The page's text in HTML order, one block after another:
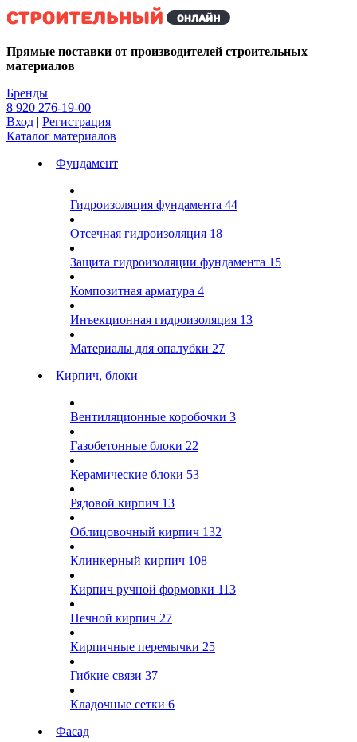
Kg
Прямые поставки от производителей строительных
материалов
Бренды
8 920 276-19-00
Вход | Регистрация
Каталог материалов
Фундамент
Гидроизоляция фундамента 44
Отсечная гидроизоляция 18
Защита гидроизоляции фундамента 15
Композитная арматура 4
Инъекционная гидроизоляция 13
Материалы для опалубки 27
Кирпич, блоки
Вентиляционные коробочки 3
Газобетонные блоки 22
Керамические блоки 53
Рядовой кирпич 13
Облицовочный кирпич 132
Клинкерный кирпич 108
Кирпич ручной формовки 113
Печной кирпич 27
Кирпичные перемычки 25
Гибкие связи 37
Кладочные сетки 6
Фасад